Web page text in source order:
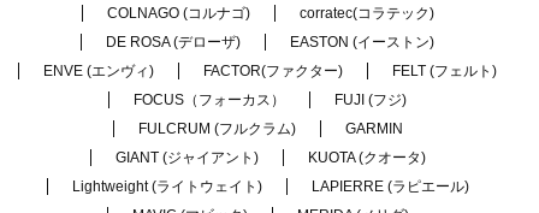
COLNAGO (コルナゴ)
corratec(コラテック)
DE ROSA (デローザ)
EASTON (イーストン)
ENVE (エンヴィ)
FACTOR(ファクター)
FELT (フェルト)
FOCUS（フォーカス）
FUJI (フジ)
FULCRUM (フルクラム)
GARMIN
GIANT (ジャイアント)
KUOTA (クオータ)
Lightweight (ライトウェイト)
LAPIERRE (ラピエール)